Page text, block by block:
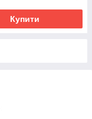
Купити